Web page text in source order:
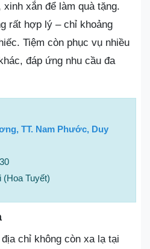
xắn để làm quà tặng.
rất hợp lý – chỉ khoảng
Tiệm còn phục vụ nhiều
đáp ứng nhu cầu đa
TT. Nam Phước, Duy
(Hoa Tuyết)
chỉ không còn xa lạ tại